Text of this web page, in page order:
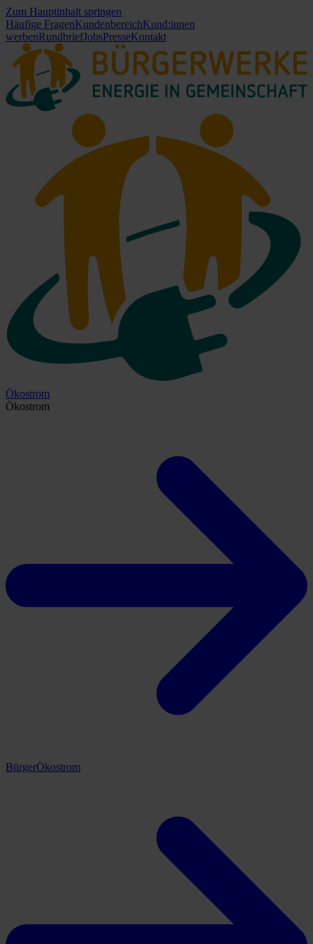
Zum Hauptinhalt springen
Häufige FragenKundenbereichKund:innen
werbenRundbriefJobsPresseKontakt
Ökostrom
Ökostrom
BürgerÖkostrom